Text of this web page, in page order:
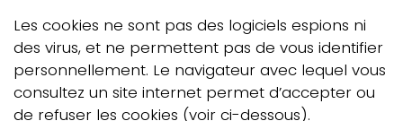
Les cookies ne sont pas des logiciels espions ni
des virus, et ne permettent pas de vous identifier
personnellement. Le navigateur avec lequel vous
consultez un site internet permet d’accepter ou
de refuser les cookies (voir ci-dessous).